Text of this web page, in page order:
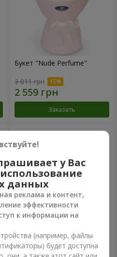
Букет "Nude Perfume"
3 011 грн
Заказать
Композиция "Ностальжи"
6 713 грн
у Вас
данных
реклама и контент,
эффективности
к информации на
(например, файлы
будет доступна